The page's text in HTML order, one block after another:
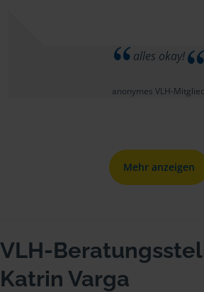
alles okay!
anonymes VLH-Mitglied
Mehr anzeigen
VLH-
Katrin Varga